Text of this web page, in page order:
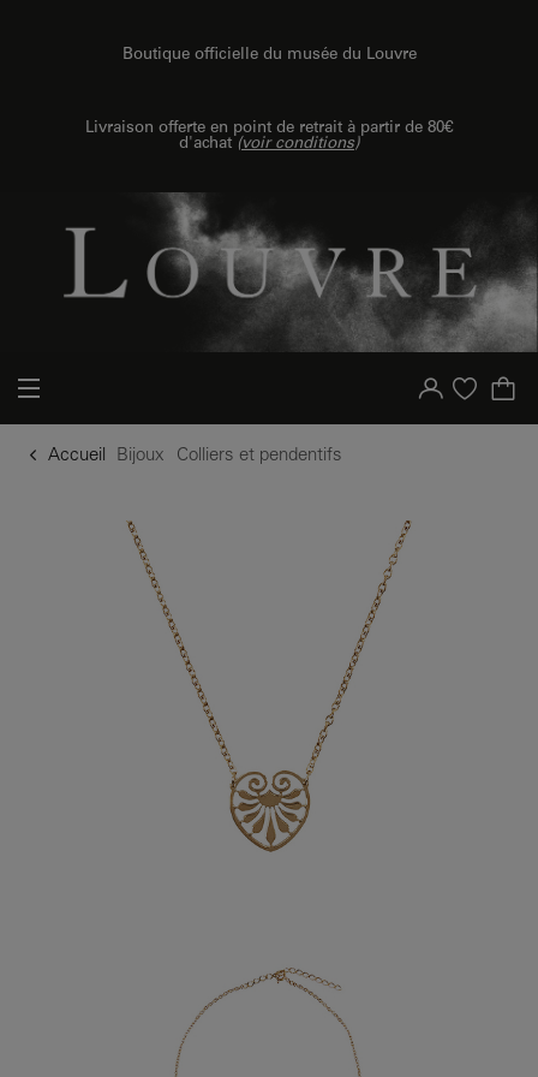
Boutique officielle du musée du Louvre
Livraison offerte en point de retrait à partir de 80€
d'achat (voir conditions)
Votre compte
Liste d'achat
Accueil Bijoux Colliers et pendentifs